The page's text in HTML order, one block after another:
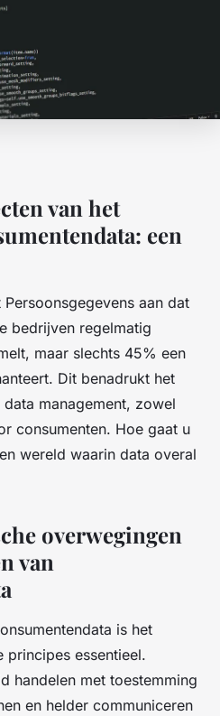
van het
een
aan dat
bedrijven regelmatig
maar slechts 45% een
Dit benadrukt het
management, zowel
consumenten. Hoe gaat u
wereld waarin data overal
overwegingen
van
is het
principes essentieel.
handelen met toestemming
en helder communiceren